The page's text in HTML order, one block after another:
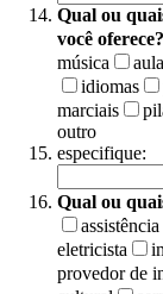
Qual ou
você oferece?
música
idiomas
marciais
outro
especifique:
Qual ou
eletricista
provedor de